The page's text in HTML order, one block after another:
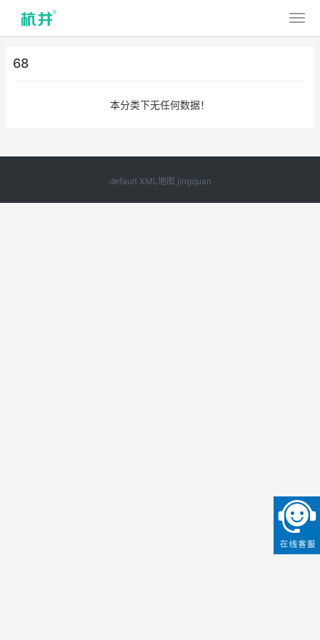
68
本分类下无任何数据！
default XML地图 jingquan